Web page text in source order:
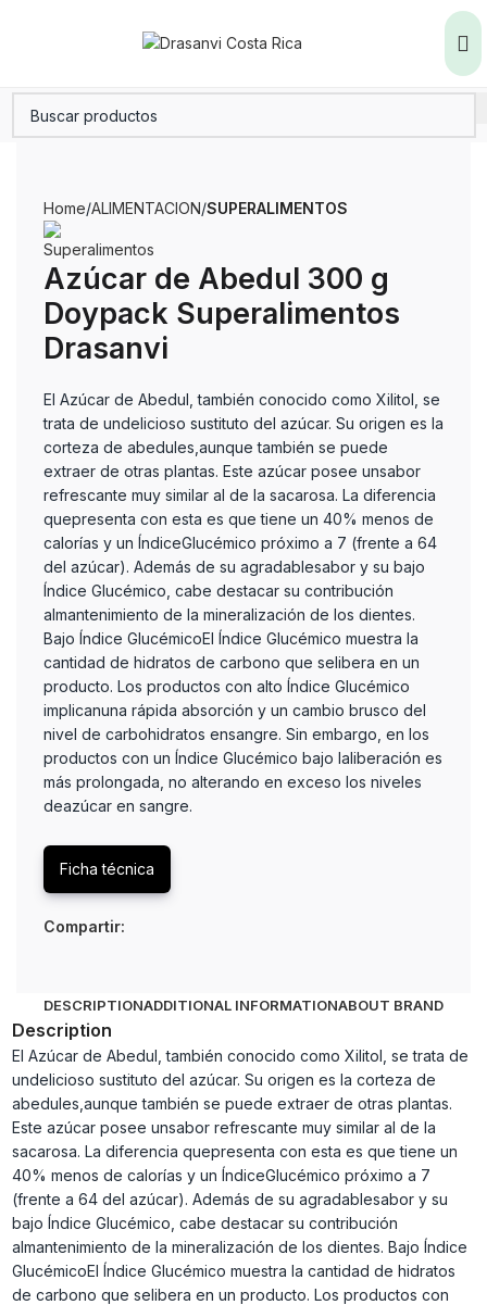
Home ALIMENTACION SUPERALIMENTOS
Azúcar de Abedul 300 g
Doypack Superalimentos
Drasanvi
El Azúcar de Abedul, también conocido como Xilitol, se
trata de undelicioso sustituto del azúcar. Su origen es la
corteza de abedules,aunque también se puede
extraer de otras plantas. Este azúcar posee unsabor
refrescante muy similar al de la sacarosa. La diferencia
quepresenta con esta es que tiene un 40% menos de
calorías y un ÍndiceGlucémico próximo a 7 (frente a 64
del azúcar). Además de su agradablesabor y su bajo
Índice Glucémico, cabe destacar su contribución
almantenimiento de la mineralización de los dientes.
Bajo Índice GlucémicoEl Índice Glucémico muestra la
cantidad de hidratos de carbono que selibera en un
producto. Los productos con alto Índice Glucémico
implicanuna rápida absorción y un cambio brusco del
nivel de carbohidratos ensangre. Sin embargo, en los
productos con un Índice Glucémico bajo laliberación es
más prolongada, no alterando en exceso los niveles
deazúcar en sangre.
Ficha técnica
Compartir:
DESCRIPTIONADDITIONAL INFORMATIONABOUT BRAND
Description
El Azúcar de Abedul, también conocido como Xilitol, se trata de
undelicioso sustituto del azúcar. Su origen es la corteza de
abedules,aunque también se puede extraer de otras plantas.
Este azúcar posee unsabor refrescante muy similar al de la
sacarosa. La diferencia quepresenta con esta es que tiene un
40% menos de calorías y un ÍndiceGlucémico próximo a 7
(frente a 64 del azúcar). Además de su agradablesabor y su
bajo Índice Glucémico, cabe destacar su contribución
almantenimiento de la mineralización de los dientes. Bajo Índice
GlucémicoEl Índice Glucémico muestra la cantidad de hidratos
de carbono que selibera en un producto. Los productos con